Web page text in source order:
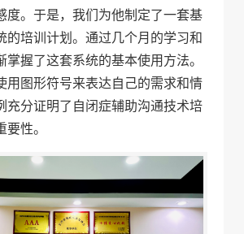
度。于是，我们为他制定了一套基
的培训计划。通过几个月的学习和
掌握了这套系统的基本使用方法。
用图形符号来表达自己的需求和情
充分证明了自闭症辅助沟通技术培
性。